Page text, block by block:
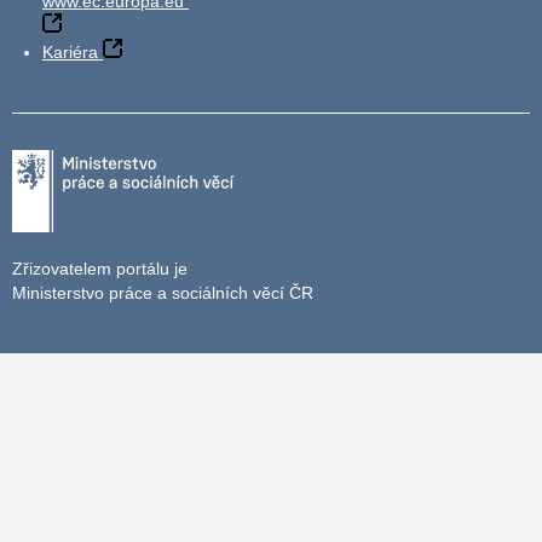
Kariéra
Zřizovatelem portálu je
Ministerstvo práce a sociálních věcí ČR